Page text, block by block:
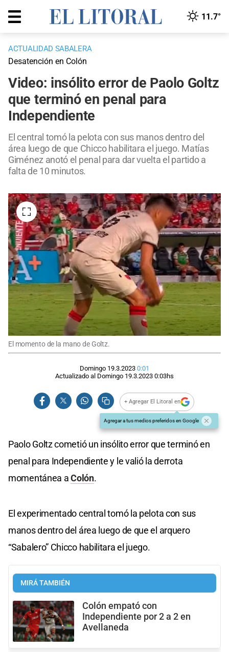
11.7°
ACTUALIDAD SABALERA
Desatención en Colón
Video: insólito error de Paolo Goltz
que terminó en penal para
Independiente
El central tomó la pelota con sus manos dentro del
área luego de que Chicco habilitara el juego. Matías
Giménez anotó el penal para dar vuelta el partido a
falta de 10 minutos.
El momento de la mano de Goltz.
Domingo 19.3.2023 0:01
Actualizado al Domingo 19.3.2023 0:03hs
+ Agregar El Litoral en
Agregar a tus medios preferidos en Google
Paolo Goltz cometió un insólito error que terminó en
penal para Independiente y le valió la derrota
momentánea aColón.
El experimentado central tomó la pelota con sus
manos dentro del área luego de que el arquero
“Sabalero” Chicco habilitara el juego.
MIRÁ TAMBIÉN
Colón empató con
Independiente por 2 a 2 en
Avellaneda